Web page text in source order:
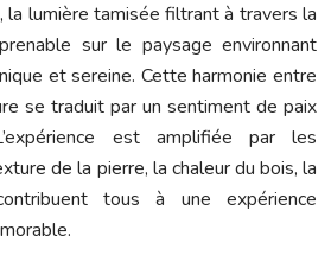
la lumière tamisée filtrant à travers la
sur le paysage environnant
et sereine. Cette harmonie entre
se traduit par un sentiment de paix
est amplifiée par les
de la pierre, la chaleur du bois, la
tous à une expérience